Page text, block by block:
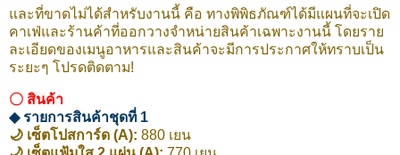
และที่ขาดไม่ได้สำหรับงานนี้ คือ ทางพิพิธภัณฑ์ได้มีแผนที่จะเปิด
คาเฟ่และร้านค้าที่ออกวางจำหน่ายสินค้าเฉพาะงานนี้ โดยราย
ละเอียดของเมนูอาหารและสินค้าจะมีการประกาศให้ทราบเป็น
ระยะๆ โปรดติดตาม!
〇 สินค้า
◆ รายการสินค้าชุดที่ 1
🌙 เซ็ตโปสการ์ด (A): 880 เยน